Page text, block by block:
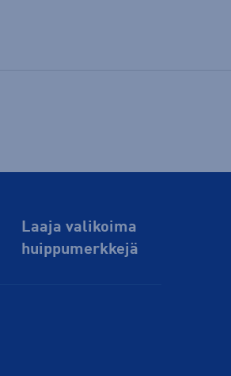
Laaja valikoima
huippu­merkkejä